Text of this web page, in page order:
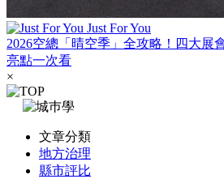
Just For You
2026空總「晴空季」全攻略！四大展
亮點一次看
×
文章分類
地方治理
縣市評比